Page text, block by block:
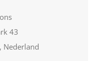
43
Nederland